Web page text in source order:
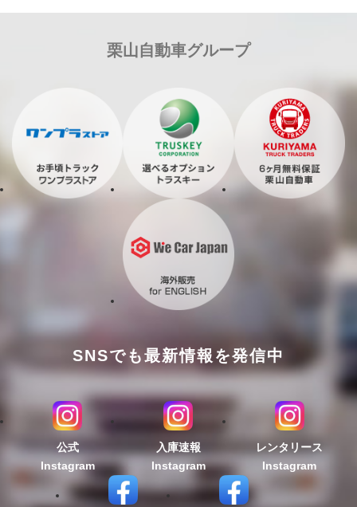
栗山自動車グループ
SNSでも最新情報を発信中
公式
Instagram
入庫速報
Instagram
レンタリース
Instagram